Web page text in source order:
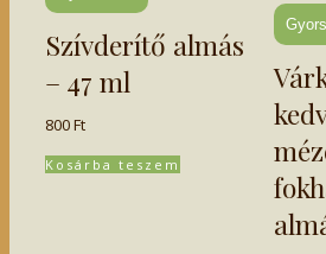
Szívderítő almás
– 47 ml
800Ft
Kosárba teszem